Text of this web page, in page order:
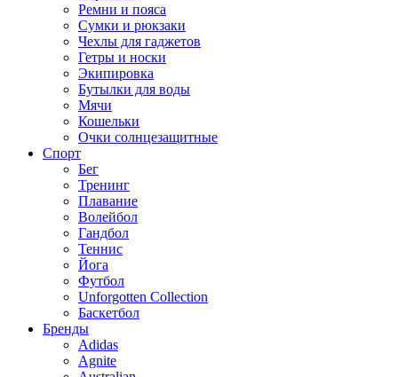
Ремни и пояса
Сумки и рюкзаки
Чехлы для гаджетов
Гетры и носки
Экипировка
Бутылки для воды
Мячи
Кошельки
Очки солнцезащитные
Спорт
Бег
Тренинг
Плавание
Волейбол
Гандбол
Теннис
Йога
Футбол
Unforgotten Collection
Баскетбол
Бренды
Adidas
Agnite